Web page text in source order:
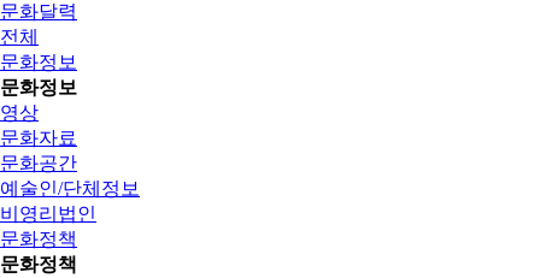
문화달력
전체
문화정보
문화정보
영상
문화자료
문화공간
예술인/단체정보
비영리법인
문화정책
문화정책